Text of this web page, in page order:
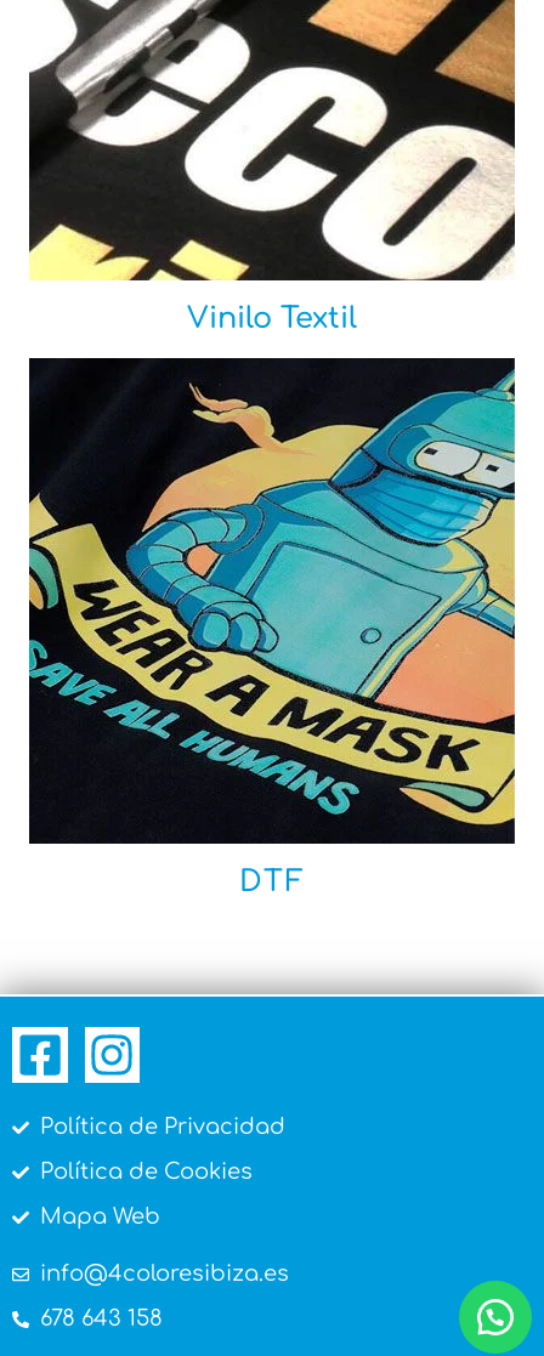
Vinilo Textil
DTF
Política de Privacidad
Política de Cookies
Mapa Web
info@4coloresibiza.es
678 643 158